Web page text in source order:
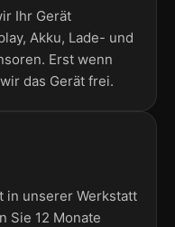
Ihr Gerät
Akku, Lade- und
Erst wenn
das Gerät frei.
in unserer Werkstatt
Sie 12 Monate